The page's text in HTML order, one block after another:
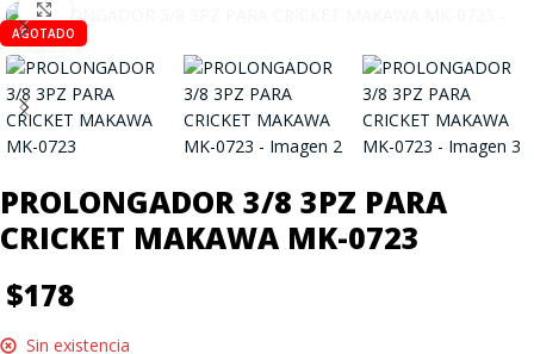
AGOTADO
PROLONGADOR 3/8 3PZ PARA
CRICKET MAKAWA MK-0723
$178
Sin existencia